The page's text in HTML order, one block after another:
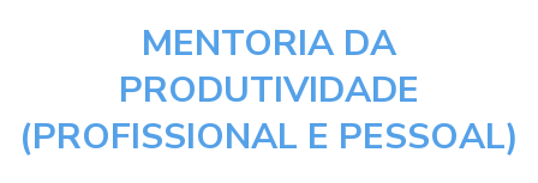
MENTORIA DA
PRODUTIVIDADE
(PROFISSIONAL E PESSOAL)